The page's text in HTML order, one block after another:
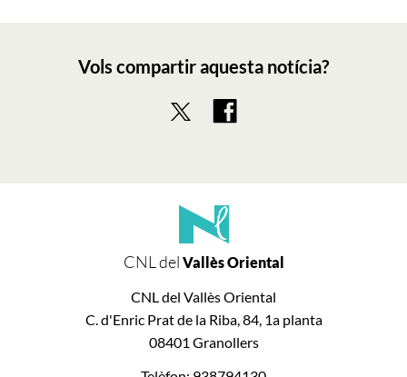
Vols compartir aquesta notícia?
CNL del Vallès Oriental
CNL del Vallès Oriental
C. d'Enric Prat de la Riba, 84, 1a planta
08401 Granollers